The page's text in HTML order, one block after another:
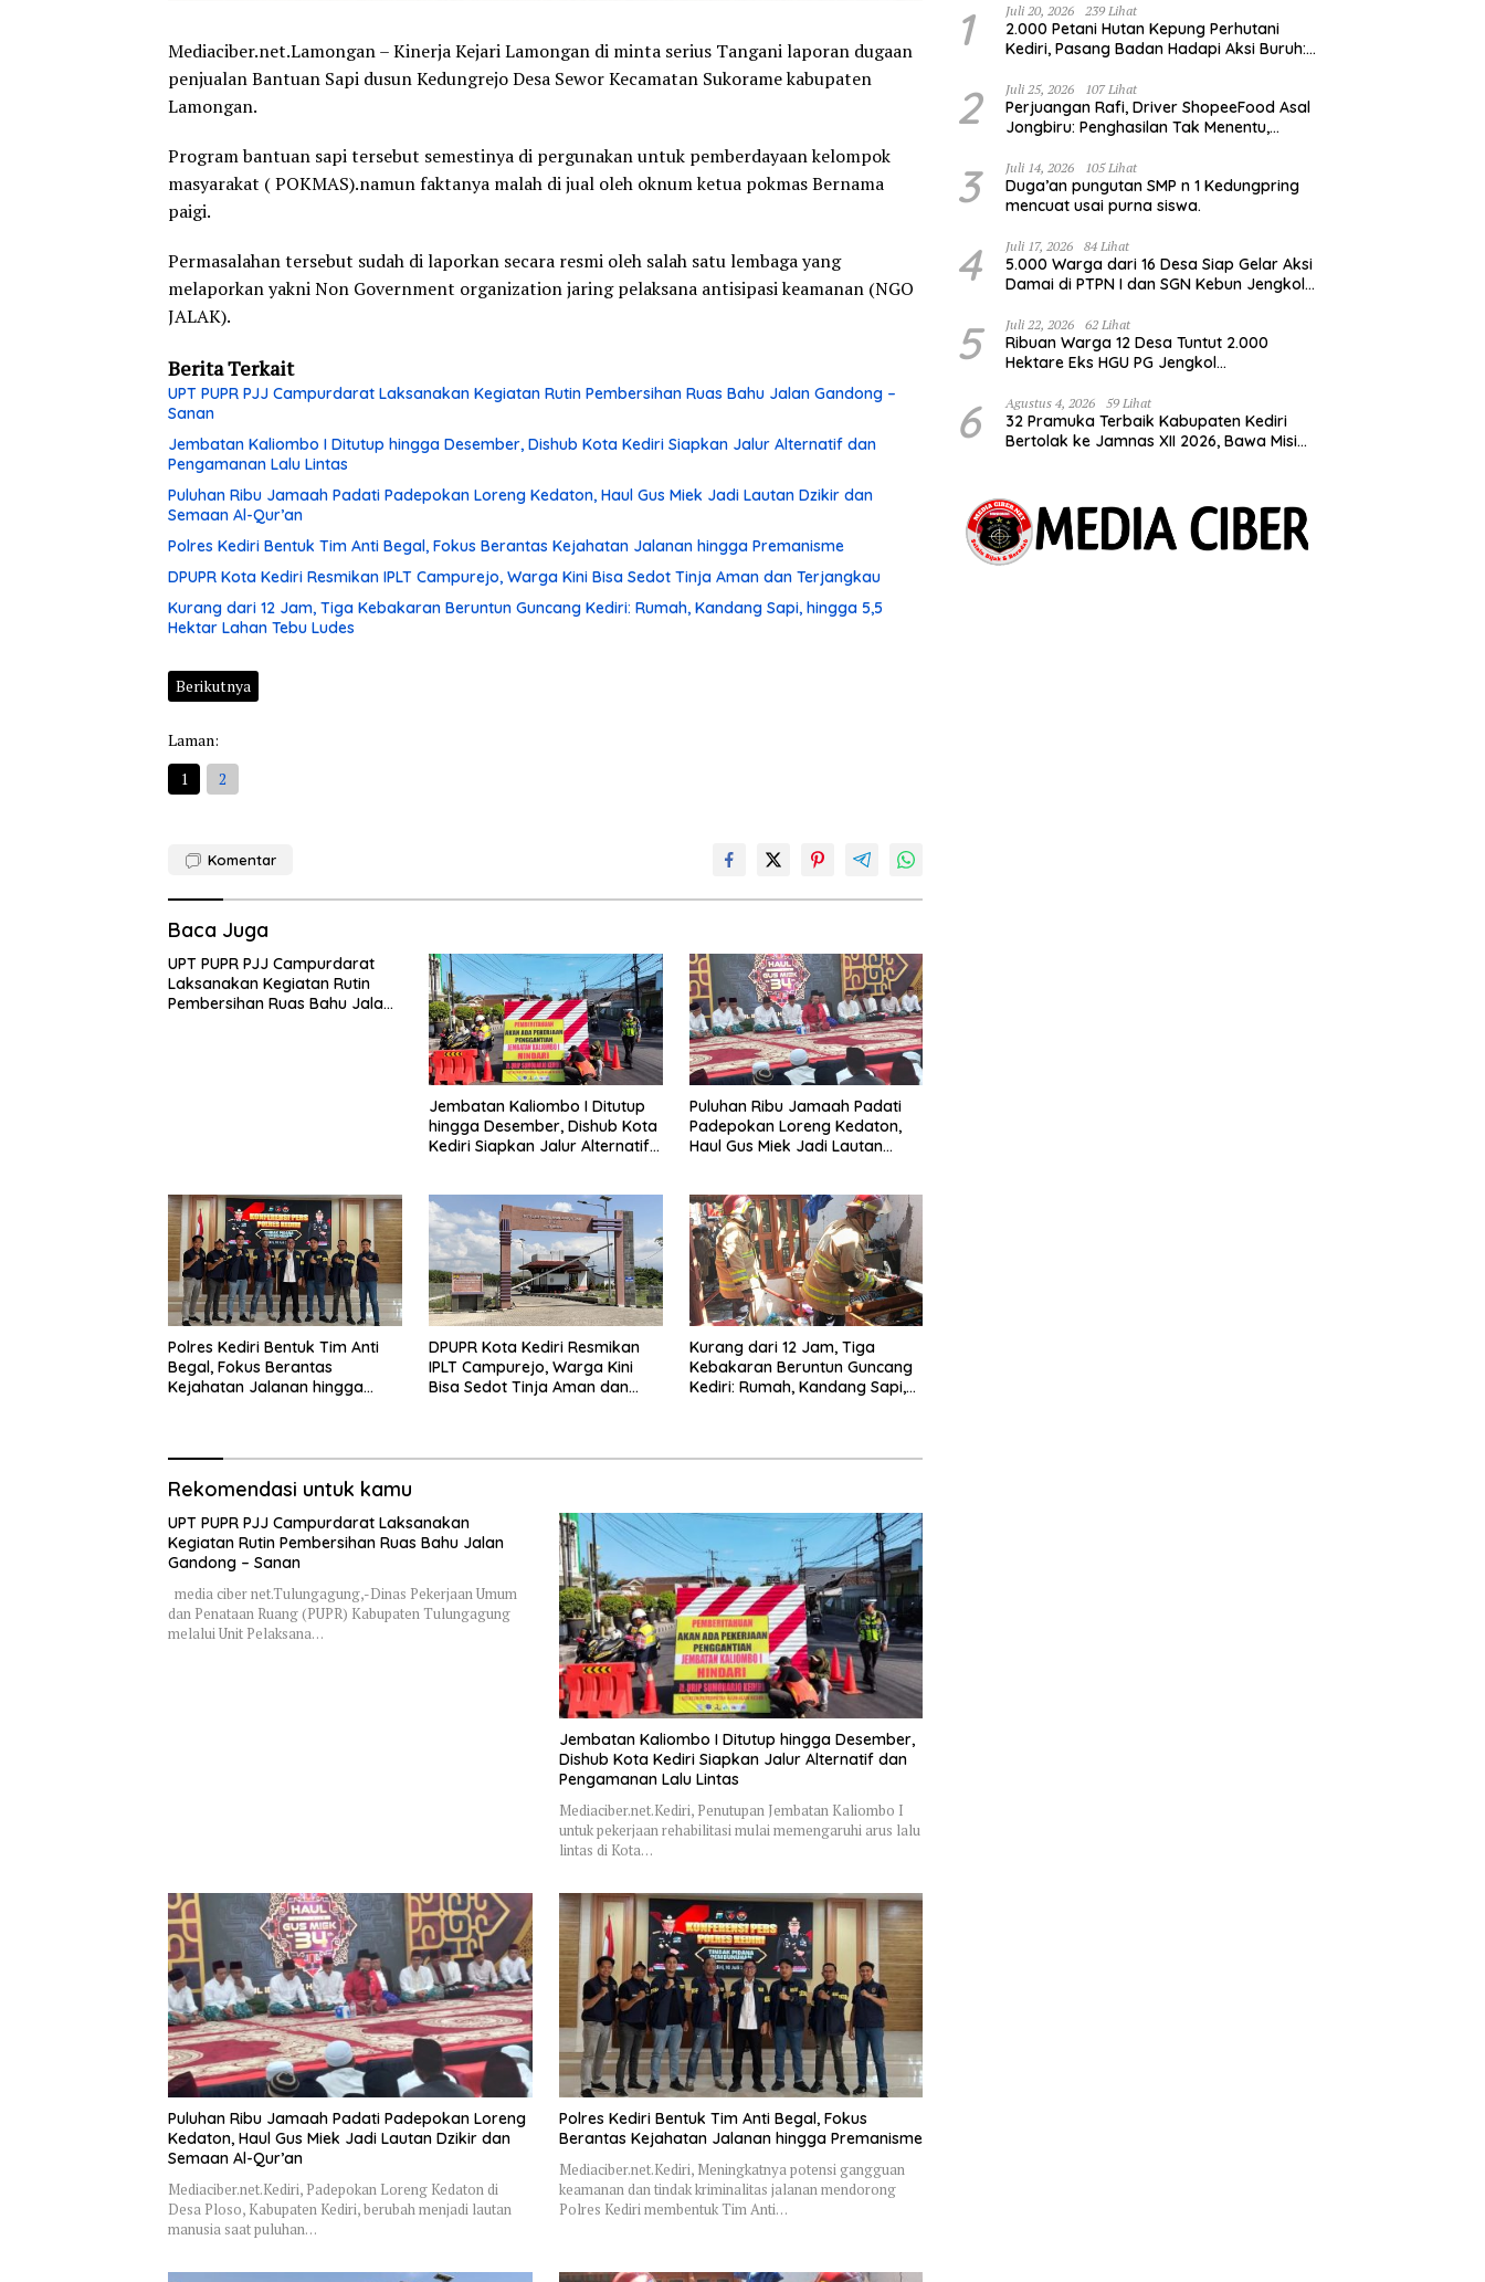
Mediaciber.net.Lamongan – Kinerja Kejari Lamongan di minta serius Tangani laporan dugaan
penjualan Bantuan Sapi dusun Kedungrejo Desa Sewor Kecamatan Sukorame kabupaten
Lamongan.
Program bantuan sapi tersebut semestinya di pergunakan untuk pemberdayaan kelompok
masyarakat ( POKMAS).namun faktanya malah di jual oleh oknum ketua pokmas Bernama
paigi.
Permasalahan tersebut sudah di laporkan secara resmi oleh salah satu lembaga yang
melaporkan yakni Non Government organization jaring pelaksana antisipasi keamanan (NGO
JALAK).
Berita Terkait
UPT PUPR PJJ Campurdarat Laksanakan Kegiatan Rutin Pembersihan Ruas Bahu Jalan Gandong –
Sanan
Jembatan Kaliombo I Ditutup hingga Desember, Dishub Kota Kediri Siapkan Jalur Alternatif dan
Pengamanan Lalu Lintas
Puluhan Ribu Jamaah Padati Padepokan Loreng Kedaton, Haul Gus Miek Jadi Lautan Dzikir dan
Semaan Al-Qur’an
Polres Kediri Bentuk Tim Anti Begal, Fokus Berantas Kejahatan Jalanan hingga Premanisme
DPUPR Kota Kediri Resmikan IPLT Campurejo, Warga Kini Bisa Sedot Tinja Aman dan Terjangkau
Kurang dari 12 Jam, Tiga Kebakaran Beruntun Guncang Kediri: Rumah, Kandang Sapi, hingga 5,5
Hektar Lahan Tebu Ludes
Berikutnya
Laman:
1
2
Komentar
Baca Juga
UPT PUPR PJJ Campurdarat
Laksanakan Kegiatan Rutin
Pembersihan Ruas Bahu Jalan
Jembatan Kaliombo I Ditutup
hingga Desember, Dishub Kota
Kediri Siapkan Jalur Alternatif
Puluhan Ribu Jamaah Padati
Padepokan Loreng Kedaton,
Haul Gus Miek Jadi Lautan
Polres Kediri Bentuk Tim Anti
Begal, Fokus Berantas
Kejahatan Jalanan hingga
DPUPR Kota Kediri Resmikan
IPLT Campurejo, Warga Kini
Bisa Sedot Tinja Aman dan
Kurang dari 12 Jam, Tiga
Kebakaran Beruntun Guncang
Kediri: Rumah, Kandang Sapi,
Rekomendasi untuk kamu
UPT PUPR PJJ Campurdarat Laksanakan
Kegiatan Rutin Pembersihan Ruas Bahu Jalan
Gandong – Sanan
media ciber net.Tulungagung,-Dinas Pekerjaan Umum
dan Penataan Ruang (PUPR) Kabupaten Tulungagung
melalui Unit Pelaksana…
Jembatan Kaliombo I Ditutup hingga Desember,
Dishub Kota Kediri Siapkan Jalur Alternatif dan
Pengamanan Lalu Lintas
Mediaciber.net.Kediri, Penutupan Jembatan Kaliombo I
untuk pekerjaan rehabilitasi mulai memengaruhi arus lalu
lintas di Kota…
Puluhan Ribu Jamaah Padati Padepokan Loreng
Kedaton, Haul Gus Miek Jadi Lautan Dzikir dan
Semaan Al-Qur’an
Mediaciber.net.Kediri, Padepokan Loreng Kedaton di
Desa Ploso, Kabupaten Kediri, berubah menjadi lautan
manusia saat puluhan…
Polres Kediri Bentuk Tim Anti Begal, Fokus
Berantas Kejahatan Jalanan hingga Premanisme
Mediaciber.net.Kediri, Meningkatnya potensi gangguan
keamanan dan tindak kriminalitas jalanan mendorong
Polres Kediri membentuk Tim Anti…
1 Juli 20, 2026 239 Lihat
2.000 Petani Hutan Kepung Perhutani
Kediri, Pasang Badan Hadapi Aksi Buruh:
Hutan”
2 Juli 25, 2026 107 Lihat
Perjuangan Rafi, Driver ShopeeFood Asal
Jongbiru: Penghasilan Tak Menentu,
3 Juli 14, 2026 105 Lihat
Duga’an pungutan SMP n 1 Kedungpring
mencuat usai purna siswa.
4 Juli 17, 2026 84 Lihat
5.000 Warga dari 16 Desa Siap Gelar Aksi
Damai di PTPN I dan SGN Kebun Jengkol,
5 Juli 22, 2026 62 Lihat
Ribuan Warga 12 Desa Tuntut 2.000
Hektare Eks HGU PG Jengkol
6 Agustus 4, 2026 59 Lihat
32 Pramuka Terbaik Kabupaten Kediri
Bertolak ke Jamnas XII 2026, Bawa Misi